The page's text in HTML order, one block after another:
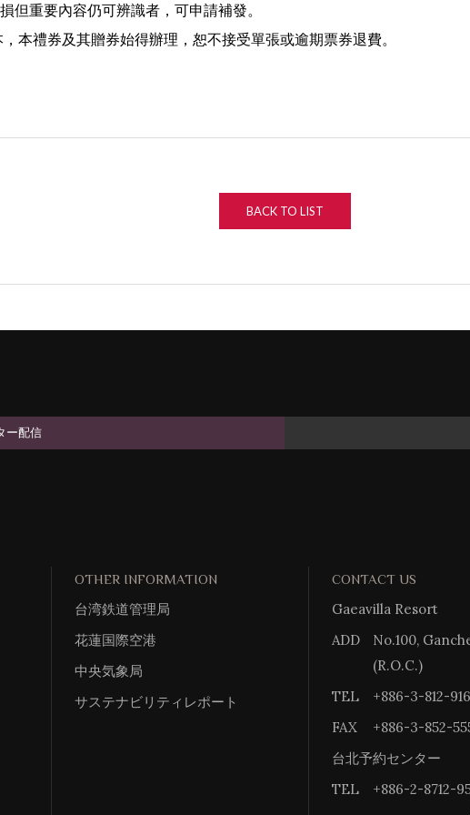
但重要內容仍可辨識者，可申請補發。
本禮券及其贈券始得辦理，恕不接受單張或逾期票券退費。
BACK TO LIST
ー配信
OTHER INFORMATION
台湾鉄道管理局
花蓮国際空港
中央気象局
サステナビリティレポート
CONTACT US
Gaeavilla Resort
ADD
No.100,
(R.O.C.)
TEL
+886-3-812-
FAX
+886-3-852-
台北予約センター
TEL
+886-2-8712-